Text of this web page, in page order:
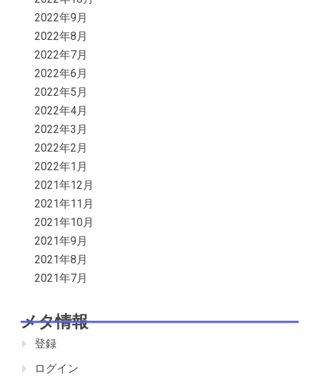
2022年9月
2022年8月
2022年7月
2022年6月
2022年5月
2022年4月
2022年3月
2022年2月
2022年1月
2021年12月
2021年11月
2021年10月
2021年9月
2021年8月
2021年7月
メタ情報
登録
ログイン